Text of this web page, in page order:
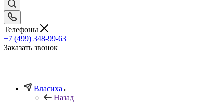
Телефоны
+7 (499) 348-99-63
Заказать звонок
Власиха
Назад